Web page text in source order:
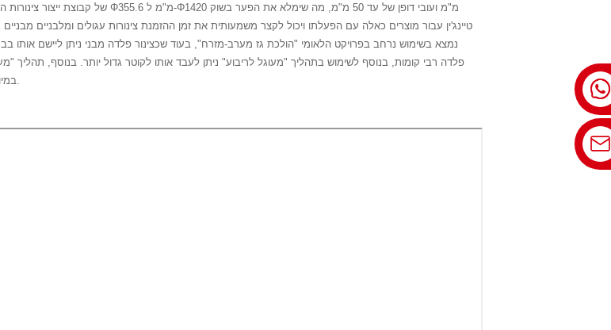
טיינג'ין עבור מוצרים כאלה עם הפעלתו ויכול לקצר משמעותית את זמן ההזמנת צינורות עגולים ומלבניים מבניים
פלדה רבי קומות, בנוסף לשימוש בתהליך "מעוגל לריבוע" ניתן לעבד אותו לקוטר גדול יותר. בנוסף, תהליך